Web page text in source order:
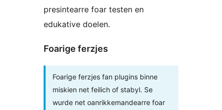
presintearre foar testen en
edukative doelen.
Foarige ferzjes
Foarige ferzjes fan plugins binne
miskien net feilich of stabyl. Se
wurde net oanrikkemandearre foar